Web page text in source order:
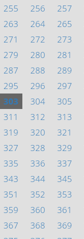
255 256 257
263 264 265
271 272 273
279 280 281
287 288 289
295 296 297
303 304 305
311 312 313
319 320 321
327 328 329
335 336 337
343 344 345
351 352 353
359 360 361
367 368 369